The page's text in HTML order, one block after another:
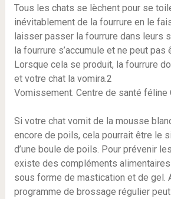
Tous les chats se lèchent pour se
inévitablement de la fourrure en le
laisser passer la fourrure dans leurs
la fourrure s’accumule et ne peut pas
Lorsque cela se produit, la fourrure
et votre chat la vomira.2
Vomissement. Centre de santé féline
Si votre chat vomit de la mousse
encore de poils, cela pourrait être le
d’une boule de poils. Pour prévenir
existe des compléments
sous forme de mastication et de gel.
programme de brossage régulier